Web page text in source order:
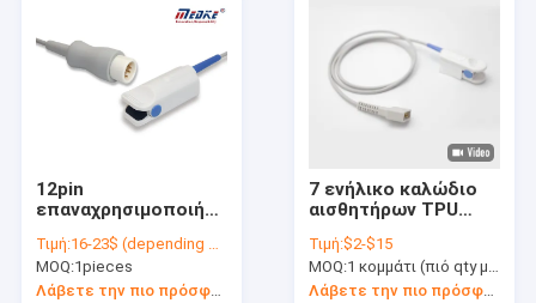
12pin
επαναχρησιμοποιήσιμος
Τιμή:16-23$ (depending on your qty)
MOQ:1pieces
Λάβετε την πιο πρόσφατη τιμή
7 ενήλικο καλώδιο
αισθητήρων TPU
συνδετήρων
δάχτυλων
καρφιτσών
Τιμή:$2-$15
MOQ:1 κομμάτι (πιό qty με την καλύτερη έκπτωση)